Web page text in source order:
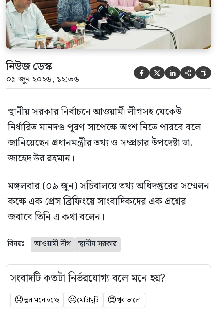
নিউজ ডেস্ক
০৯ জুন ২০২৬, ১২:৩৬     
স্থানীয় সরকার নির্বাচনে আওয়ামী লীগসহ যেকেউ
নির্ধারিত মানদণ্ড পূরণ সাপেক্ষে অংশ নিতে পারবে বলে
জানিয়েছেন প্রধানমন্ত্রীর তথ্য ও সম্প্রচার উপদেষ্টা ডা.
জাহেদ উর রহমান।
মঙ্গলবার (০৯ জুন) সচিবালয়ে তথ্য অধিদপ্তরের সম্মেলন
কক্ষে এক প্রেস ব্রিফিংয়ে সাংবাদিকদের এক প্রশ্নের
জবাবে তিনি এ কথা বলেন।
বিষয়ঃ আওয়ামী লীগ স্থানীয় সরকার
সংবাদটি কতটা নির্ভরযোগ্য বলে মনে হয়?
😞ভুল মনে হচ্ছে 😐মোটামুটি 😍খুব ভালো